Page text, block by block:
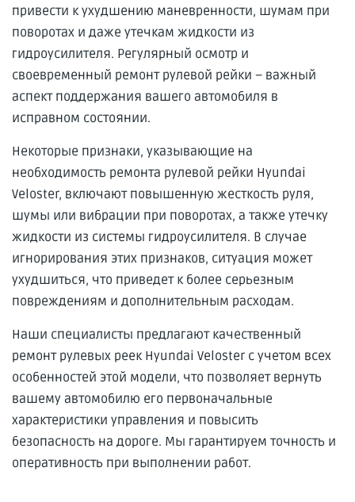
привести к ухудшению маневренности, шумам при
поворотах и даже утечкам жидкости из
гидроусилителя. Регулярный осмотр и
своевременный ремонт рулевой рейки – важный
аспект поддержания вашего автомобиля в
исправном состоянии.
Некоторые признаки, указывающие на
необходимость ремонта рулевой рейки Hyundai
Veloster, включают повышенную жесткость руля,
шумы или вибрации при поворотах, а также утечку
жидкости из системы гидроусилителя. В случае
игнорирования этих признаков, ситуация может
ухудшиться, что приведет к более серьезным
повреждениям и дополнительным расходам.
Наши специалисты предлагают качественный
ремонт рулевых реек Hyundai Veloster с учетом всех
особенностей этой модели, что позволяет вернуть
вашему автомобилю его первоначальные
характеристики управления и повысить
безопасность на дороге. Мы гарантируем точность и
оперативность при выполнении работ.